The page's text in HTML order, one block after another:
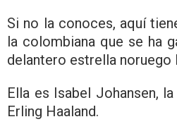
Si no la conoces, aquí
la colombiana que se ha
delantero estrella noruego
Ella es Isabel Johansen,
Erling Haaland.